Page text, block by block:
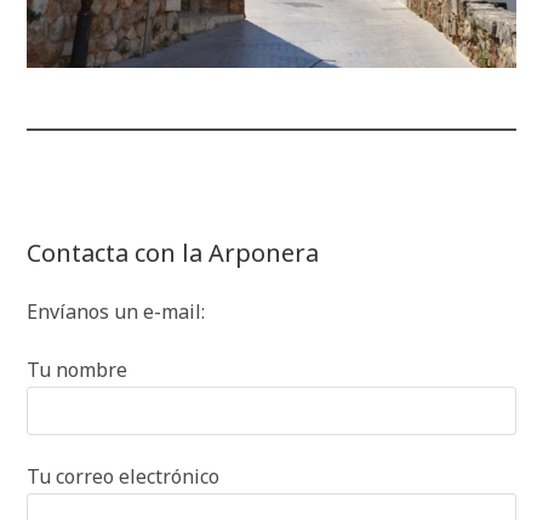
Contacta con la Arponera
Envíanos un e-mail:
Tu nombre
Tu correo electrónico